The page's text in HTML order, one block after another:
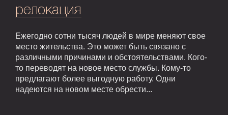
релокация
Ежегодно сотни тысяч людей в мире меняют свое
место жительства. Это может быть связано с
различными причинами и обстоятельствами. Кого-
то переводят на новое место службы. Кому-то
предлагают более выгодную работу. Одни
надеются на новом месте обрести...